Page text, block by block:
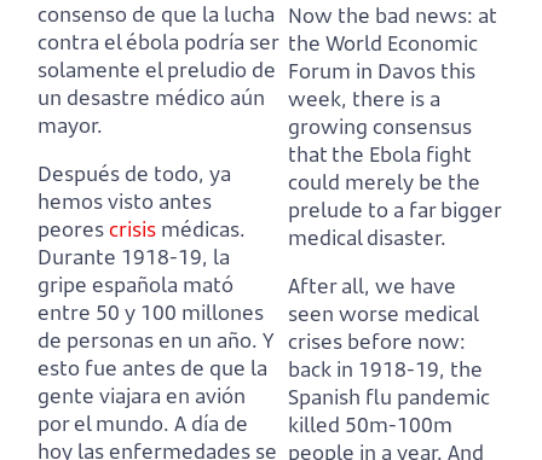
consenso de que la lucha
contra el ébola podría ser
solamente el preludio de
un desastre médico aún
mayor.
Después de todo, ya
hemos visto antes
peorescrisis médicas.
Durante 1918-19, la
gripe española mató
entre 50 y 100 millones
de personas en un año. Y
esto fue antes de que la
gente viajara en avión
por el mundo. A día de
hoy las enfermedades se
Now the bad news: at
the World Economic
Forum in Davos this
week, there is a
growing consensus
that the Ebola fight
could merely be the
prelude to a far bigger
medical disaster.
After all, we have
seen worse medical
crises before now:
back in 1918-19, the
Spanish flu pandemic
killed 50m-100m
people in a year. And